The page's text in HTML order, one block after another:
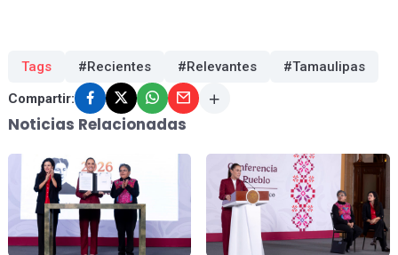
Tags #Recientes #Relevantes #Tamaulipas
Compartir:
Noticias Relacionadas